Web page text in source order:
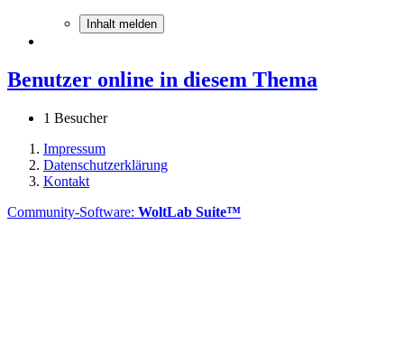
Inhalt melden
Benutzer online in diesem Thema
1 Besucher
Impressum
Datenschutzerklärung
Kontakt
Community-Software: WoltLab Suite™